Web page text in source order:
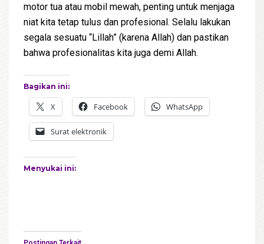
motor tua atau mobil mewah, penting untuk menjaga
niat kita tetap tulus dan profesional. Selalu lakukan
segala sesuatu “Lillah” (karena Allah) dan pastikan
bahwa profesionalitas kita juga demi Allah.
Bagikan ini:
X Facebook WhatsApp
Surat elektronik
Menyukai ini: